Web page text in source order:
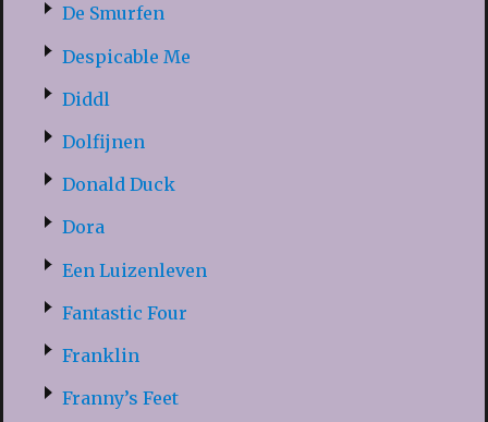
De Smurfen
Despicable Me
Diddl
Dolfijnen
Donald Duck
Dora
Een Luizenleven
Fantastic Four
Franklin
Franny’s Feet